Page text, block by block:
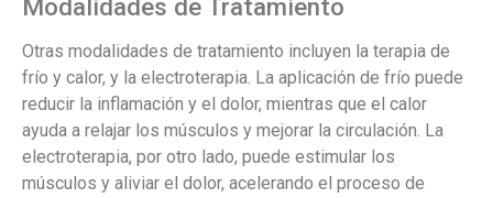
Modalidades de Tratamiento
Otras modalidades de tratamiento incluyen la terapia de
frío y calor, y la electroterapia. La aplicación de frío puede
reducir la inflamación y el dolor, mientras que el calor
ayuda a relajar los músculos y mejorar la circulación. La
electroterapia, por otro lado, puede estimular los
músculos y aliviar el dolor, acelerando el proceso de